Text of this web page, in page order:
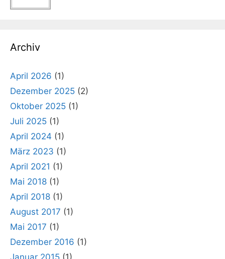
Archiv
April 2026 (1)
Dezember 2025 (2)
Oktober 2025 (1)
Juli 2025 (1)
April 2024 (1)
März 2023 (1)
April 2021 (1)
Mai 2018 (1)
April 2018 (1)
August 2017 (1)
Mai 2017 (1)
Dezember 2016 (1)